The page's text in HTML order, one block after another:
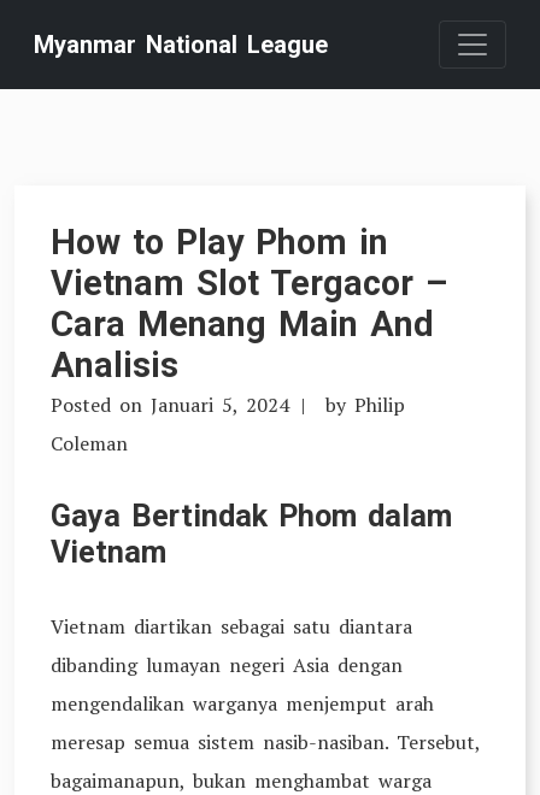
content
Myanmar National League
How to Play Phom in
Vietnam Slot Tergacor –
Cara Menang Main And
Analisis
Posted on Januari 5, 2024 by Philip
Coleman
Gaya Bertindak Phom dalam
Vietnam
Vietnam diartikan sebagai satu diantara
dibanding lumayan negeri Asia dengan
mengendalikan warganya menjemput arah
meresap semua sistem nasib-nasiban. Tersebut,
bagaimanapun, bukan menghambat warga